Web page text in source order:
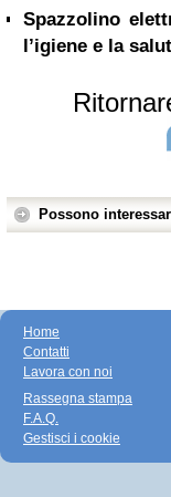
Spazzolino
l’igiene e la
Possono
Home
Contatti
Lavora con noi
Rassegna stampa
F.A.Q.
Gestisci i cookie